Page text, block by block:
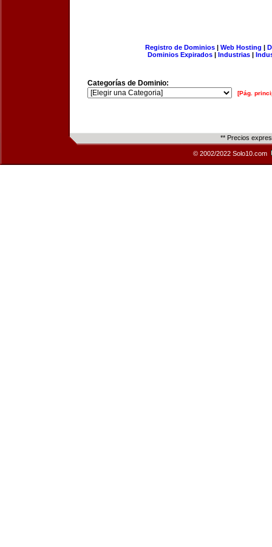
Registro de Dominios| Web Hosting |
Dominios Expirados | Industrias |
Categorías de Dominio:
[Pág.
** Precios
© 2002/2022 Solo10.com